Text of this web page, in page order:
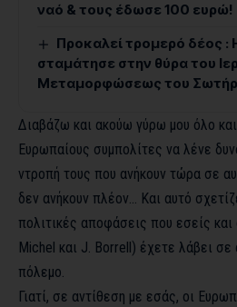
ναό & τους έδωσε 100 ευρώ!
Προκαλεί τρομερό δέος :
σταμάτησε στην θύρα του
Μεταμορφώσεως του
Διαβάζω και ακούω γύρω μου όλο
Ευρωπαίους συμπολίτες να λένε
ντροπή τους που ανήκουν τώρα σε
δεν ανήκουν πλέον… Και αυτό
πολιτικές αποφάσεις που εσείς
Michel και J. Borrell) έχετε λάβει
πόλεμο.
Γιατί, σε αντίθεση με εσάς, οι